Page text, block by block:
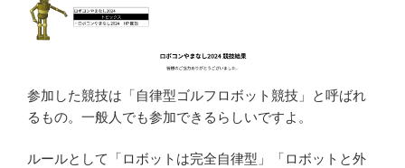
参加した競技は「自律型ゴルフロボット競技」と呼ばれ
るもの。一般人でも参加できるらしいですよ。
ルールとして「ロボットは完全自律型」「ロボットと外